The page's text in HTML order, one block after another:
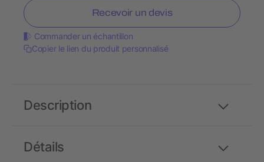
Recevoir un devis
Commander un échantillon
Copier le lien du produit personnalisé
Détails
Description